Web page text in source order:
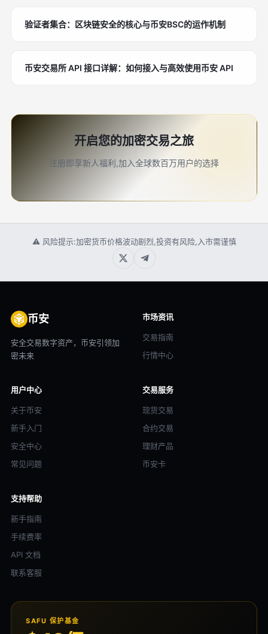
验证者集合：区块链安全的核心与币安BSC的运作机制
币安交易所 API 接口详解：如何接入与高效使用币安 API
开启您的加密交易之旅
注册即享新人福利,加入全球数百万用户的选择
⚠ 风险提示:加密货币价格波动剧烈,投资有风险,入市需谨慎
币安
安全交易数字资产，币安引领加
密未来
市场资讯
交易指南
行情中心
用户中心
关于币安
新手入门
安全中心
常见问题
交易服务
现货交易
合约交易
理财产品
币安卡
支持帮助
新手指南
手续费率
API 文档
联系客服
SAFU 保护基金